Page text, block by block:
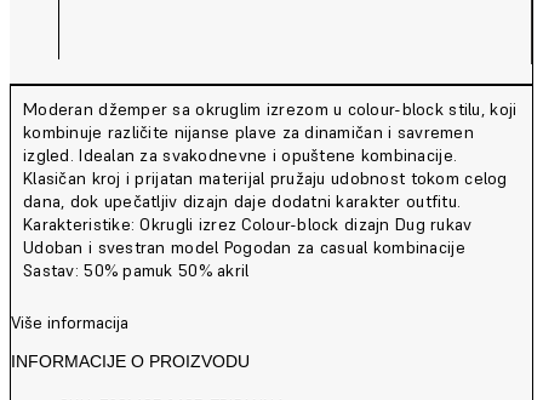
Moderan džemper sa okruglim izrezom u colour-block stilu, koji
kombinuje različite nijanse plave za dinamičan i savremen
izgled. Idealan za svakodnevne i opuštene kombinacije.
Klasičan kroj i prijatan materijal pružaju udobnost tokom celog
dana, dok upečatljiv dizajn daje dodatni karakter outfitu.
Karakteristike: Okrugli izrez Colour-block dizajn Dug rukav
Udoban i svestran model Pogodan za casual kombinacije
Sastav: 50% pamuk 50% akril
Više informacija
INFORMACIJE O PROIZVODU